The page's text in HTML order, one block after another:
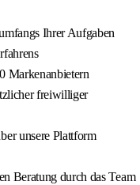
Ihrer Aufgaben
Markenanbietern
freiwilliger
unsere Plattform
Beratung durch das Team